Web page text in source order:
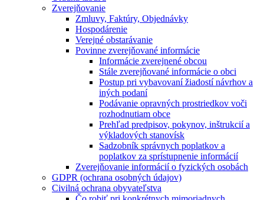
Zverejňovanie
Zmluvy, Faktúry, Objednávky
Hospodárenie
Verejné obstarávanie
Povinne zverejňované informácie
Informácie zverejnené obcou
Stále zverejňované informácie o obci
Postup pri vybavovaní žiadostí návrhov a
iných podaní
Podávanie opravných prostriedkov voči
rozhodnutiam obce
Prehľad predpisov, pokynov, inštrukcií a
výkladových stanovísk
Sadzobník správnych poplatkov a
poplatkov za sprístupnenie informácií
Zverejňovanie informácií o fyzických osobách
GDPR (ochrana osobných údajov)
Civilná ochrana obyvateľstva